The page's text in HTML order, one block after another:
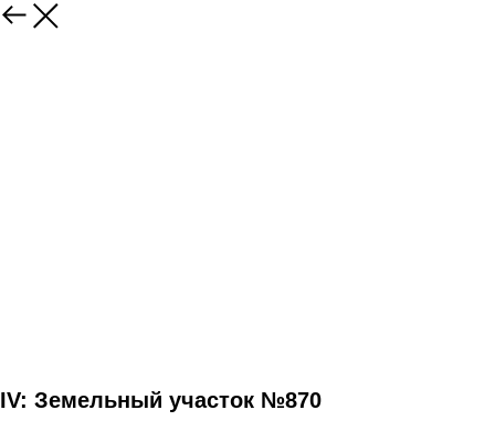
IV: Земельный участок №870